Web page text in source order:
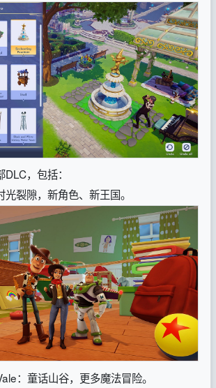
，包括：
裂隙，新角色、新王国。
：童话山谷，更多魔法冒险。